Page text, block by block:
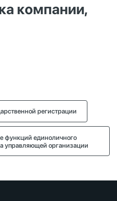
компании,
регистрации
функций единоличного
управляющей организации